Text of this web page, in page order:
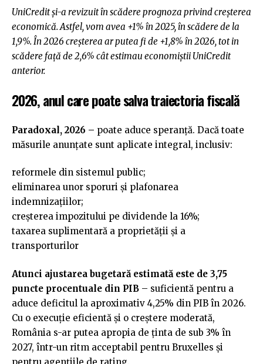
UniCredit și-a revizuit în scădere prognoza privind creșterea
economică. Astfel, vom avea +1% în 2025, în scădere de la
1,9%. În 2026 creșterea ar putea fi de +1,8% în 2026, tot in
scădere față de 2,6% cât estimau economiștii UniCredit
anterior.
2026, anul care poate salva traiectoria fiscală
Paradoxal, 2026 – poate aduce speranță. Dacă toate
măsurile anunțate sunt aplicate integral, inclusiv:
reformele din sistemul public;
eliminarea unor sporuri și plafonarea
indemnizațiilor;
creșterea impozitului pe dividende la 16%;
taxarea suplimentară a proprietății și a
transporturilor
Atunci ajustarea bugetară estimată este de 3,75
puncte procentuale din PIB – suficientă pentru a
aduce deficitul la aproximativ 4,25% din PIB în 2026.
Cu o execuție eficientă și o creștere moderată,
România s-ar putea apropia de ținta de sub 3% în
2027, într-un ritm acceptabil pentru Bruxelles și